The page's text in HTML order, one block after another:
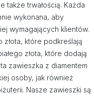
także trwałością. Każda
wykonana, aby
wymagających klientów.
złota, które podkreślają
złota, które dodają
zawieszka z diamentem
osoby, jak również
Nasze zawieszki są